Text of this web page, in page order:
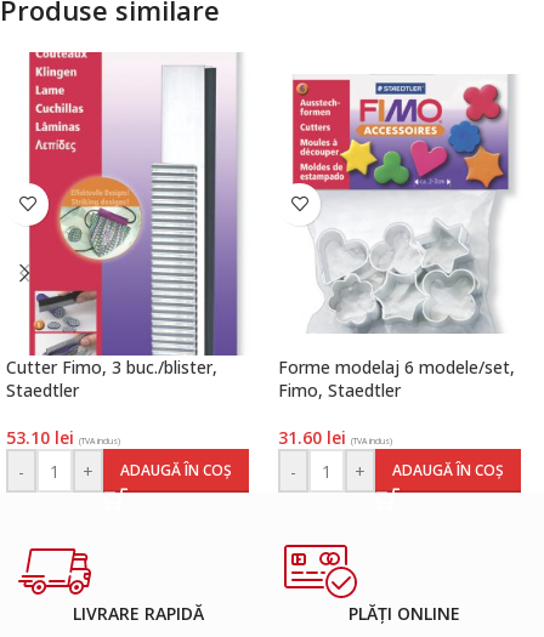
Produse similare
Cutter Fimo, 3 buc./blister,
Staedtler
53.10 lei (TVA inclus)
- + ADAUGĂ ÎN COȘ
Forme modelaj 6 modele/set,
Fimo, Staedtler
31.60 lei (TVA inclus)
- + ADAUGĂ ÎN COȘ
LIVRARE RAPIDĂ
PLĂȚI ONLINE